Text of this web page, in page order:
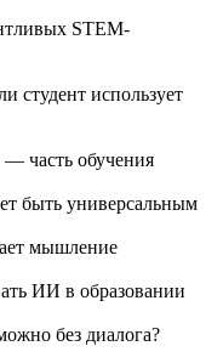
STEM-
студент использует
часть обучения
быть универсальным
мышление
ИИ в образовании
без диалога?